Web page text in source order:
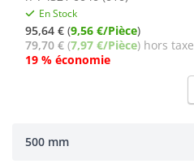
En Stock
95,64 € (9,56 €/Pièce)
79,70 € (7,97 €/Pièce) hors taxe
19 % économie
500 mm